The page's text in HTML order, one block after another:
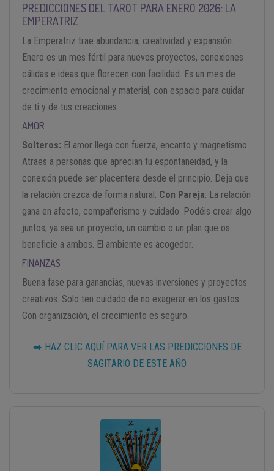
PREDICCIONES DEL TAROT PARA ENERO 2026: LA
EMPERATRIZ
La Emperatriz trae abundancia, creatividad y expansión.
Enero es un mes fértil para nuevos proyectos, conexiones
cálidas e ideas que florecen con facilidad. Es un mes de
crecimiento emocional y material, con espacio para cuidar
de ti y de tus creaciones.
AMOR
Solteros: El amor llega con fuerza, encanto y magnetismo.
Atraes a personas que aprecian tu espontaneidad, y la
conexión puede ser placentera desde el principio. Deja que
la relación crezca de forma natural. Con Pareja: La relación
gana en afecto, compañerismo y cuidado. Podéis crear algo
juntos, ya sea un proyecto, un cambio o un plan que os
beneficie a ambos. El ambiente es acogedor.
FINANZAS
Buena fase para ganancias, nuevas inversiones y proyectos
creativos. Solo ten cuidado de no exagerar en los gastos.
Con organización, el crecimiento es seguro.
➡️ HAZ CLIC AQUÍ PARA VER LAS PREDICCIONES DE
SAGITARIO DE ESTE AÑO